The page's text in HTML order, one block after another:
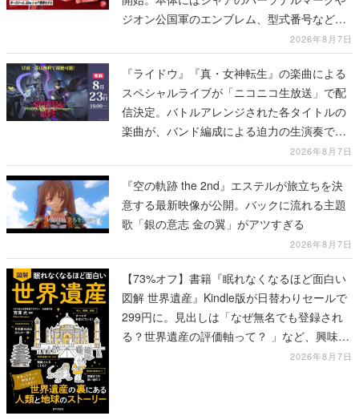
ジオン公国軍のエンブレム、型式番号などを
2026年8月7日
『ライドウ』『真・女神転生』の楽曲による
スペシャルライブが「ニコニコ生放送」で配
信決定。バトルアレンジされた各タイトルの
楽曲が、バンド編成による迫力の生演奏で披
露、冒頭部分は“無料”で視聴できる2026年8月7日
『空の軌跡 the 2nd』エステルが旅立ちを決
意する最新映像が公開。バックに流れる主題
歌「銀の意志 金の翼」がアツすぎる
2026年8月7日
【73%オフ】書籍『眠れなくなるほど面白い
図解 世界遺産』Kindle版が日替わりセールで
299円に。見出しは「なぜ無名でも登録され
る？世界遺産の評価軸って？ 」など、興味を
2026年8月7日